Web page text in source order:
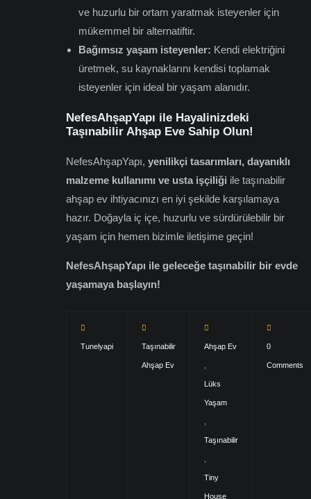
ve huzurlu bir ortam yaratmak isteyenler için
mükemmel bir alternatiftir.
Bağımsız yaşam isteyenler: Kendi elektriğini
üretmek, su kaynaklarını kendisi toplamak
isteyenler için ideal bir yaşam alanıdır.
NefesAhşapYapı ile Hayalinizdeki
Taşınabilir Ahşap Eve Sahip Olun!
NefesAhşapYapı, yenilikçi tasarımları, dayanıklı
malzeme kullanımı ve usta işçiliği ile taşınabilir
ahşap ev ihtiyacınızı en iyi şekilde karşılamaya
hazır. Doğayla iç içe, huzurlu ve sürdürülebilir bir
yaşam için hemen bizimle iletişime geçin!
NefesAhşapYapı ile geleceğe taşınabilir bir evde
yaşamaya başlayın!
Tunelyapi Taşınabilir
Ahşap Ev
Ahşap Ev
Lüks
Yaşam
Taşınabilir
Tiny
House
0
Comments